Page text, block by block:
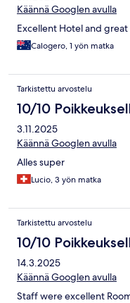
Käännä Googlen avulla
Excellent Hotel and great
Calogero, 1 yön matka
Tarkistettu arvostelu
10/10
3.11.2025
Käännä Googlen avulla
Alles super
Lucio, 3 yön matka
Tarkistettu arvostelu
10/10
14.3.2025
Käännä Googlen avulla
Staff were excellent